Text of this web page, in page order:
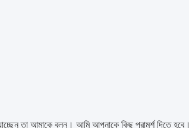
তা আমাকে বলুন। আমি আপনাকে কিছু পরামর্শ দিতে হবে।